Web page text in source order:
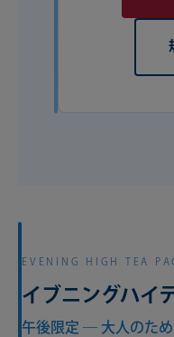
EVENING HIGH TEA
イブニングハイ
午後限定 ― 大人のた